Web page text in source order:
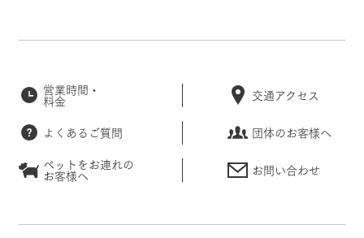
営業時間・
料金 交通アクセス
よくあるご質問
団体のお客様へ
ペットをお連れの
お客様へ お問い合わせ